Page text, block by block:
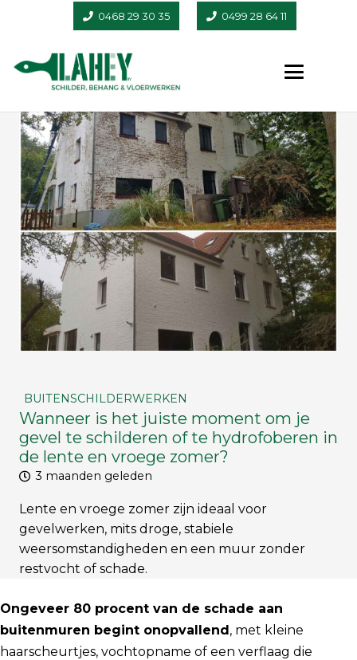
0468 29 30 35 0499 28 64 11
BUITENSCHILDERWERKEN
Wanneer is het juiste moment om je
gevel te schilderen of te hydrofoberen in
de lente en vroege zomer?
3 maanden geleden
Lente en vroege zomer zijn ideaal voor
gevelwerken, mits droge, stabiele
weersomstandigheden en een muur zonder
restvocht of schade.
Ongeveer 80 procent van de schade aan
buitenmuren begint onopvallend, met kleine
haarscheurtjes, vochtopname of een verflaag die